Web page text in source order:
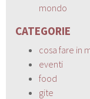
mondo
CATEGORIE
cosa fare in
eventi
food
gite